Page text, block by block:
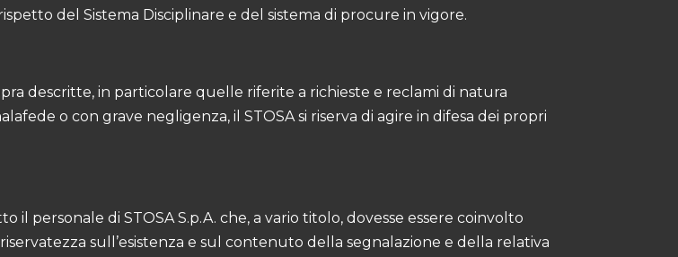
del Sistema Disciplinare e del sistema di procure in vigore.
descritte, in particolare quelle riferite a richieste e reclami di natura
o con grave negligenza, il STOSA si riserva di agire in difesa dei propri
personale di STOSA S.p.A. che, a vario titolo, dovesse essere coinvolto
sull’esistenza e sul contenuto della segnalazione e della relativa